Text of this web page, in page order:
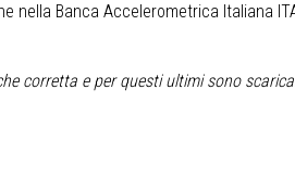
nella Banca Accelerometrica Italiana
corretta e per questi ultimi sono